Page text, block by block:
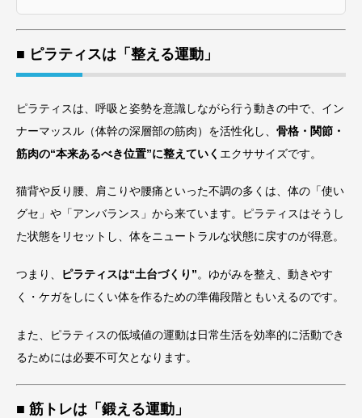
■ ピラティスは「整える運動」
ピラティスは、呼吸と姿勢を意識しながら行う動きの中で、イン
ナーマッスル（体幹の深層部の筋肉）を活性化し、 骨格・関節・
筋肉の“本来あるべき位置”に整えていく エクササイズです。
猫背や反り腰、肩こりや腰痛といった不調の多くは、体の「使い
グセ」や「アンバランス」から来ています。ピラティスはそうし
た状態をリセットし、体をニュートラルな状態に戻すのが得意。
つまり、 ピラティスは“土台づくり”。ゆがみを整え、動きやす
く・ケガをしにくい体を作るための準備段階ともいえるのです。
また、ピラティスの低域値の運動は日常生活を効率的に活動でき
るためには必要不可欠となります。
■ 筋トレは「鍛える運動」